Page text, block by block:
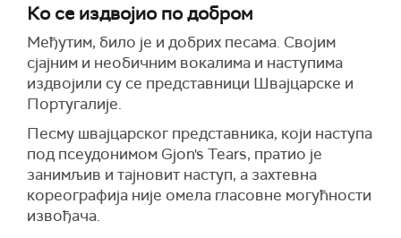
Ко се издвојио по добром
Међутим, било је и добрих песама. Својим
сјајним и необичним вокалима и наступима
издвојили су се представници Швајцарске и
Португалије.
Песму швајцарског представника, који наступа
под псеудонимом Gjon's Tears, пратио је
занимљив и тајновит наступ, а захтевна
кореографија није омела гласовне могућности
извођача.